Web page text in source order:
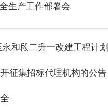
生产工作部署会
和段二升一改建工程计划
征集招标代理机构的公告